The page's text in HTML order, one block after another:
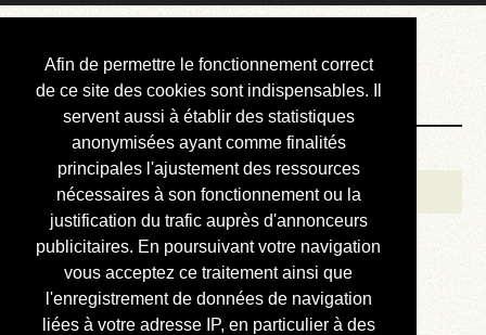
Afin de permettre le fonctionnement correct
de ce site des cookies sont indispensables. Il
servent aussi à établir des statistiques
anonymisées ayant comme finalités
principales l'ajustement des ressources
nécessaires à son fonctionnement ou la
justification du trafic auprès d'annonceurs
publicitaires. En poursuivant votre navigation
vous acceptez ce traitement ainsi que
l'enregistrement de données de navigation
liées à votre adresse IP, en particulier à des
Courbis, « LE »
Blog Officiel
Bienvenue
Réalisations
Divers (et d’été)
Annonces
Liens externes